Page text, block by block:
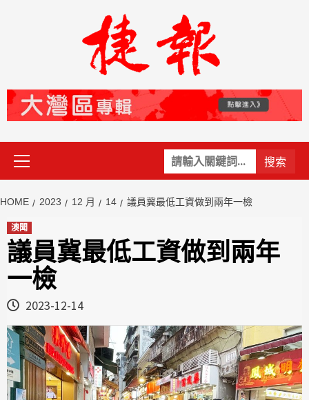
關
鍵
Primary
Menu
HOME 2023 12 月 14 議員冀最低工資做到兩年一檢
澳聞
議員冀最低工資做到兩年
一檢
2023-12-14